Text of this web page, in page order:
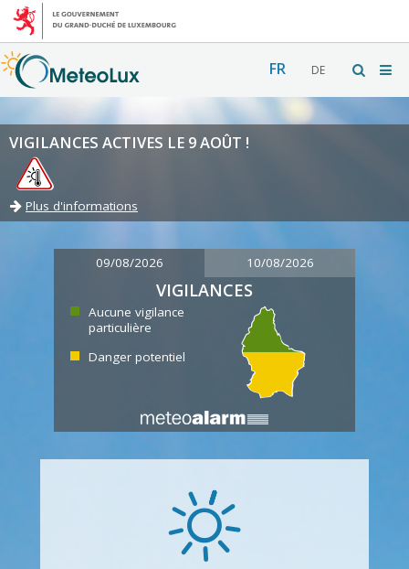
FR DE
VIGILANCES ACTIVES LE 9 AOÛT !
Plus d'informations
09/08/2026 10/08/2026
VIGILANCES
Aucune vigilance
particulière
Danger potentiel